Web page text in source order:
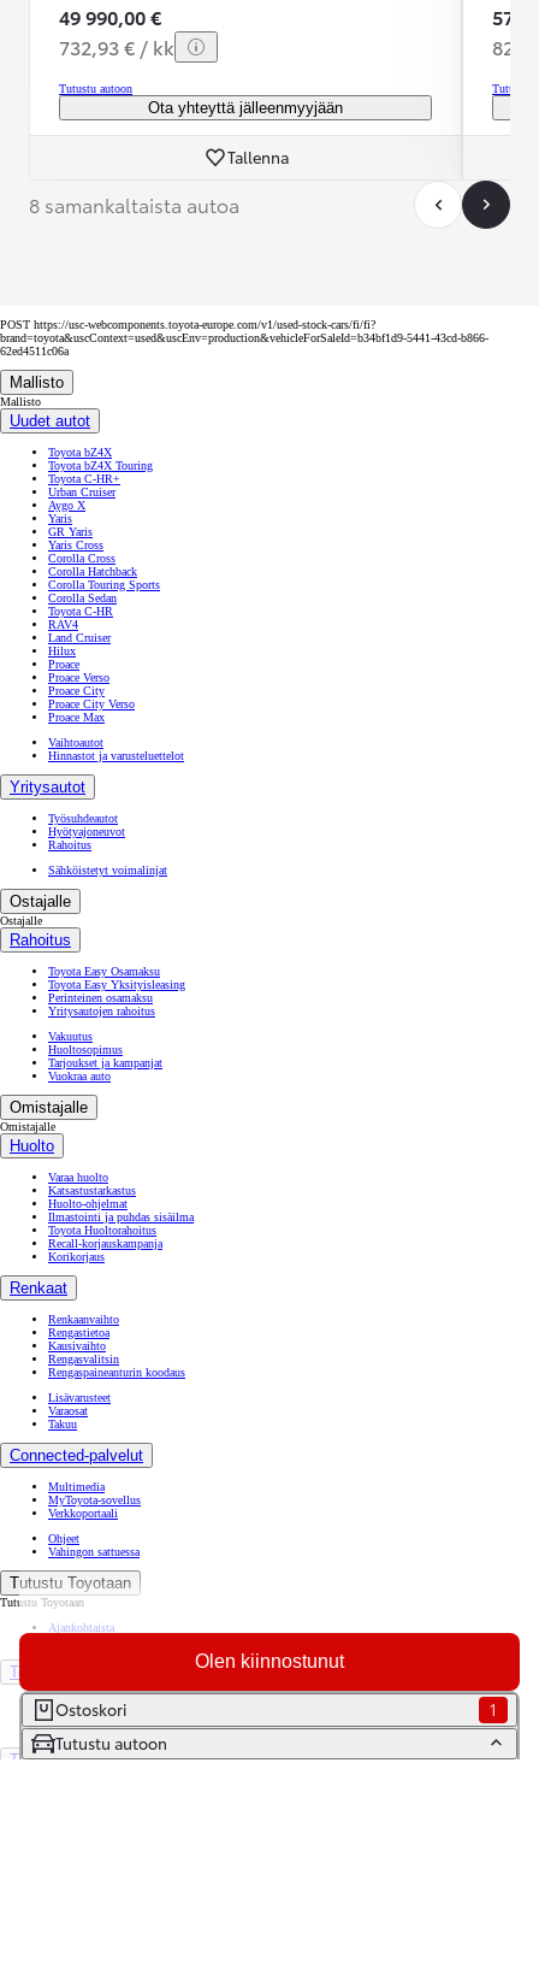
49 990,00 €
732,93 € / kk
Tutustu autoon
Ota yhteyttä jälleenmyyjään
Tallenna
57
Tutustu
8 samankaltaista autoa
Olen kiinnostunut
Ostoskori
1
Tutustu autoon
POST https://usc-webcomponents.toyota-europe.com/v1/used-stock-cars/fi/fi?
brand=toyota&uscContext=used&uscEnv=production&vehicleForSaleId=b34bf1d9-5441-43cd-b866-
62ed4511c06a
Mallisto
Mallisto
Uudet autot
Toyota bZ4X
Toyota bZ4X Touring
Toyota C-HR+
Urban Cruiser
Aygo X
Yaris
GR Yaris
Yaris Cross
Corolla Cross
Corolla Hatchback
Corolla Touring Sports
Corolla Sedan
Toyota C-HR
RAV4
Land Cruiser
Hilux
Proace
Proace Verso
Proace City
Proace City Verso
Proace Max
Vaihtoautot
Hinnastot ja varusteluettelot
Yritysautot
Työsuhdeautot
Hyötyajoneuvot
Rahoitus
Sähköistetyt voimalinjat
Ostajalle
Ostajalle
Rahoitus
Toyota Easy Osamaksu
Toyota Easy Yksityisleasing
Perinteinen osamaksu
Yritysautojen rahoitus
Vakuutus
Huoltosopimus
Tarjoukset ja kampanjat
Vuokraa auto
Omistajalle
Omistajalle
Huolto
Varaa huolto
Katsastustarkastus
Huolto-ohjelmat
Ilmastointi ja puhdas sisäilma
Toyota Huoltorahoitus
Recall-korjauskampanja
Korikorjaus
Renkaat
Renkaanvaihto
Rengastietoa
Kausivaihto
Rengasvalitsin
Rengaspaineanturin koodaus
Lisävarusteet
Varaosat
Takuu
Connected-palvelut
Multimedia
MyToyota-sovellus
Verkkoportaali
Ohjeet
Vahingon sattuessa
Tutustu Toyotaan
Tutustu Toyotaan
Ajankohtaista
Toyota Suomessa
Toyotan lehdistöpankki
Yhdessä pidemmälle
TOYOTA GAZOO Racing